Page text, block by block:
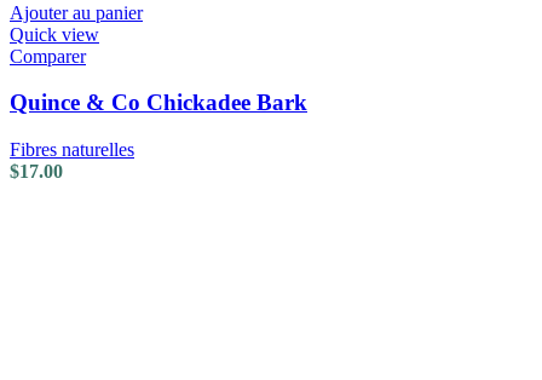
Ajouter au panier
Quick view
Comparer
Quince & Co Chickadee Bark
Fibres naturelles
$17.00